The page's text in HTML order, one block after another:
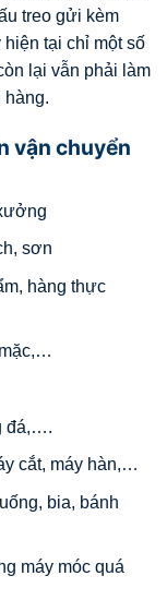
treo gửi kèm
tại chỉ một số
lại vẫn phải làm
hàng.
vận chuyển
sơn
hàng thực
đá,….
cắt, máy hàn,…
bia, bánh
máy móc quá